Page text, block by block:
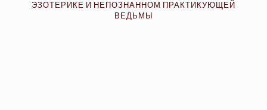
ЭЗОТЕРИКЕ И НЕПОЗНАННОМ ПРАКТИКУЮЩЕЙ
ВЕДЬМЫ